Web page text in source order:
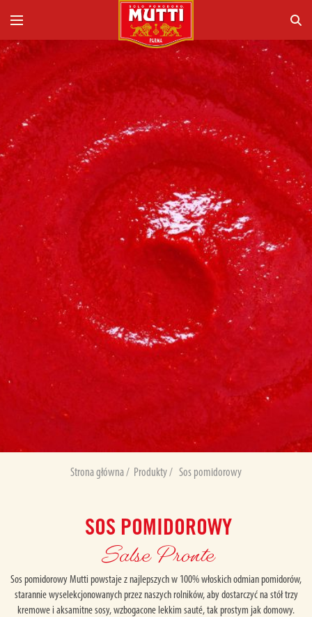
Strona główna/ Produkty/ Sos pomidorowy
SOS POMIDOROWY
Salse Pronte
Sos pomidorowy Mutti powstaje z najlepszych w 100% włoskich odmian pomidorów,
starannie wyselekcjonowanych przez naszych rolników, aby dostarczyć na stół trzy
kremowe i aksamitne sosy, wzbogacone lekkim sauté, tak prostym jak domowy.